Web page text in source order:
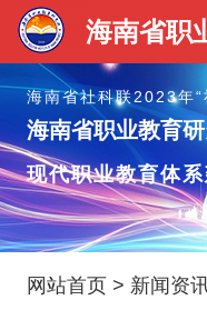
海南省职
海南省社科联2023年“
海南省职业教育
现代职业教育体
网站首页 > 新闻资